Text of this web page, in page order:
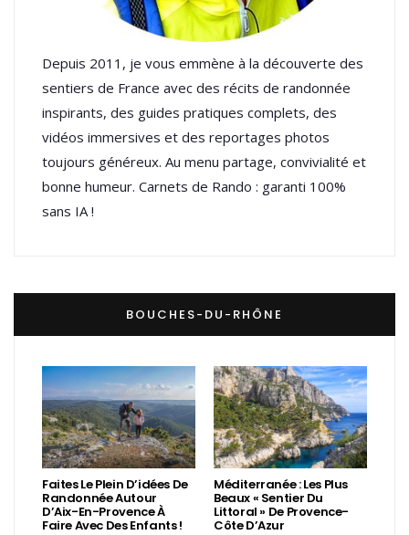
Depuis 2011, je vous emmène à la découverte des
sentiers de France avec des récits de randonnée
inspirants, des guides pratiques complets, des
vidéos immersives et des reportages photos
toujours généreux. Au menu partage, convivialité et
bonne humeur. Carnets de Rando : garanti 100%
sans IA !
BOUCHES-DU-RHÔNE
Faites Le Plein D’idées De
Randonnée Autour
D’Aix-En-Provence À
Faire Avec Des Enfants !
Méditerranée : Les Plus
Beaux « Sentier Du
Littoral » De Provence-
Côte D’Azur